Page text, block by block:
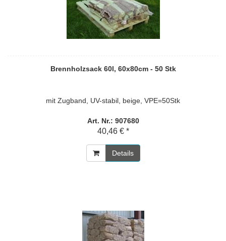
Brennholzsack 60l, 60x80cm - 50 Stk
mit Zugband, UV-stabil, beige, VPE=50Stk
Art. Nr.: 907680
40,46 € *
Details